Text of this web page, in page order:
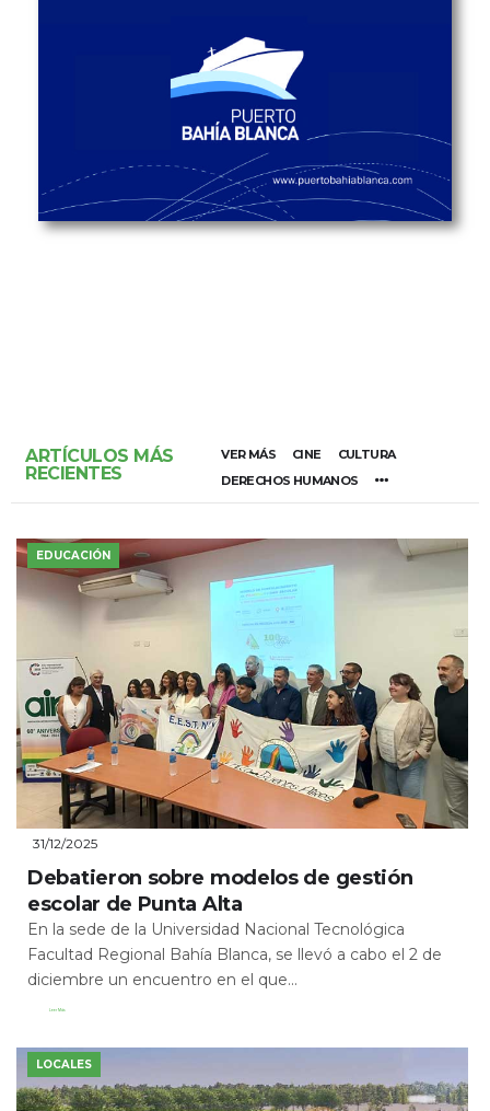
ARTÍCULOS MÁS
RECIENTES
VER MÁS CINE
CULTURA
DERECHOS HUMANOS
EDUCACIÓN
31/12/2025
Debatieron sobre modelos de gestión
escolar de Punta Alta
En la sede de la Universidad Nacional Tecnológica
Facultad Regional Bahía Blanca, se llevó a cabo el 2 de
diciembre un encuentro en el que...
Leer Más
LOCALES